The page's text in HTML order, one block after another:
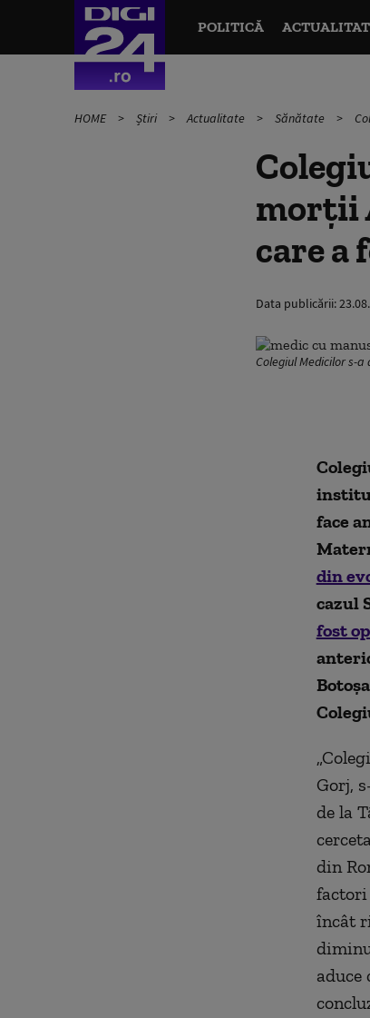
POLITICĂ
HOME Știri Actualitate Sănătate
morții
care a
Data publicării:
Colegiul Medicilor s-
face
din
cazul
fost
Gorj,
de la
din
factori
încât
aduce